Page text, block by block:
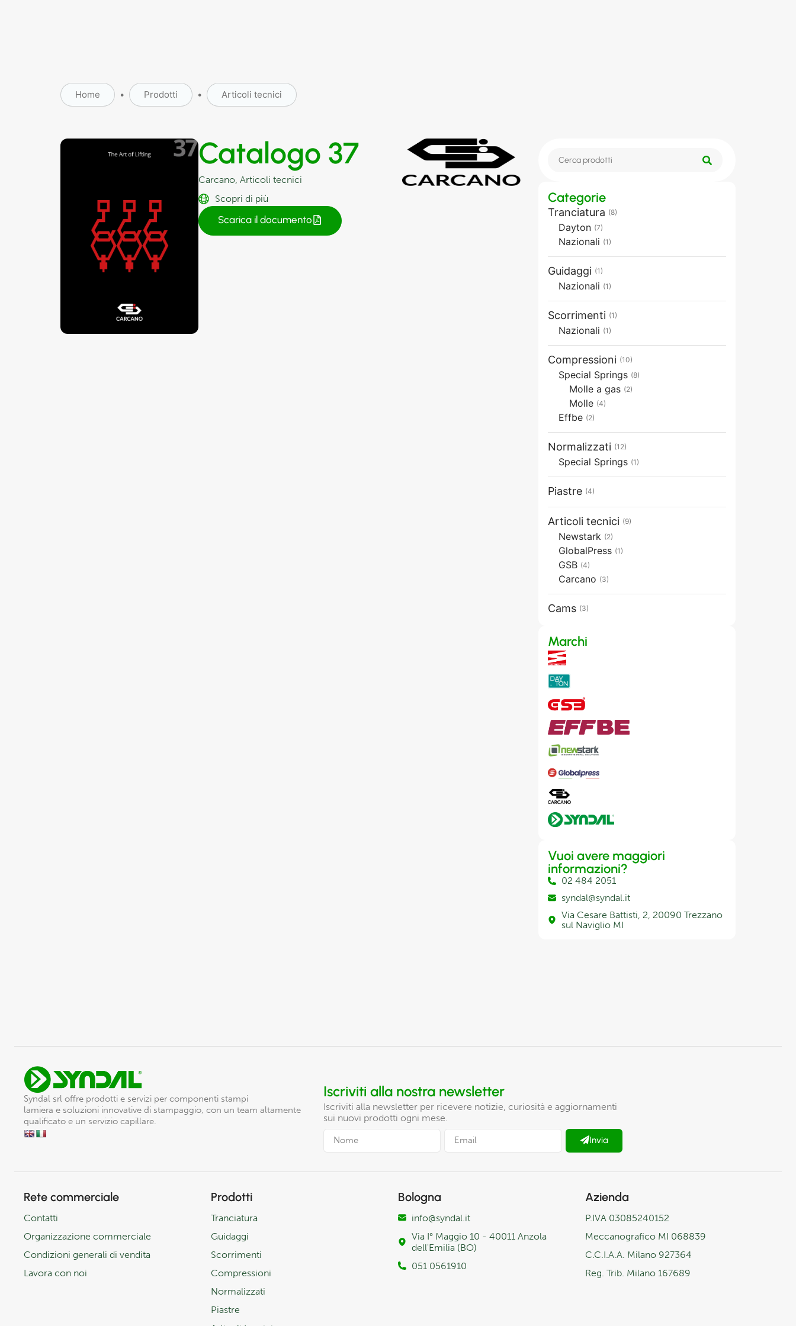
Home • Prodotti • Articoli tecnici
Catalogo 37
Carcano,Articoli tecnici
Scopri di più
Scarica il documento
Categorie
Tranciatura (8)
Dayton (7)
Nazionali (1)
Guidaggi (1)
Nazionali (1)
Scorrimenti (1)
Nazionali (1)
Compressioni (10)
Special Springs (8)
Molle a gas (2)
Molle (4)
Effbe (2)
Normalizzati (12)
Special Springs (1)
Piastre (4)
Articoli tecnici (9)
Newstark (2)
GlobalPress (1)
GSB (4)
Carcano (3)
Cams (3)
Marchi
Vuoi avere maggiori
informazioni?
02 484 2051
syndal@syndal.it
Via Cesare Battisti, 2, 20090 Trezzano
sul Naviglio MI
Syndal srl offre prodotti e servizi per componenti stampi
lamiera e soluzioni innovative di stampaggio, con un team altamente
qualificato e un servizio capillare.
Iscriviti alla nostra newsletter
Iscriviti alla newsletter per ricevere notizie, curiosità e aggiornamenti
sui nuovi prodotti ogni mese.
Invia
Rete commerciale
Contatti
Organizzazione commerciale
Condizioni generali di vendita
Lavora con noi
Prodotti
Tranciatura
Guidaggi
Scorrimenti
Compressioni
Normalizzati
Piastre
Bologna
info@syndal.it
Via I° Maggio 10 - 40011 Anzola
dell'Emilia (BO)
051 0561910
Azienda
P.IVA 03085240152
Meccanografico MI 068839
C.C.I.A.A. Milano 927364
Reg. Trib. Milano 167689